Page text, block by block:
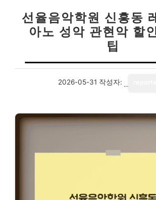
선율음악학원 신흥동
아노 성악 관현악 할
팁
2026-05-31 작성자: